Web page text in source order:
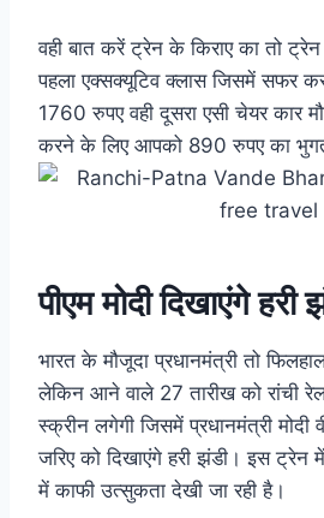
वही बात करें ट्रेन के किराए का तो
पहला एक्सक्यूटिव क्लास जिसमें सफर
1760 रुपए वही दूसरा एसी चेयर कार
करने के लिए आपको 890 रुपए का
पीएम मोदी दिखाएंगे हरी
भारत के मौजूदा प्रधानमंत्री तो
लेकिन आने वाले 27 तारीख को रांची
स्क्रीन लगेगी जिसमें प्रधानमंत्री मोदी
जरिए को दिखाएंगे हरी झंडी। इस
में काफी उत्सुकता देखी जा रही है।